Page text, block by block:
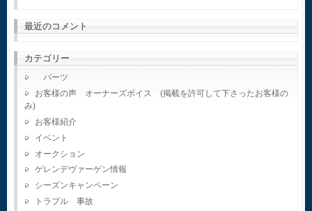
最近のコメント
カテゴリー
パーツ
お客様の声 オーナーズボイス (掲載を許可して下さったお客様の
み)
お客様紹介
イベント
オークション
ゲレンデヴァーゲン情報
シーズンキャンペーン
トラブル 事故